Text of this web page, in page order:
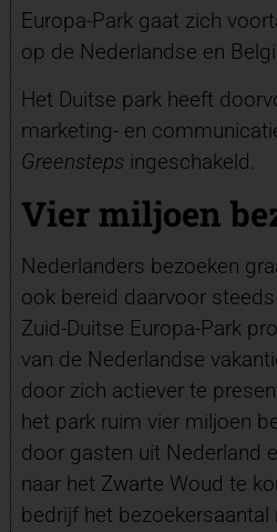
Europa-Park gaat zich
op de Nederlandse en
Het Duitse park heeft
marketing- en
Greenstepsingeschakeld.
Vier miljoen
Nederlanders bezoeken
ook bereid daarvoor
Zuid-Duitse Europa-Park
van de Nederlandse
door zich actiever te
het park ruim vier miljoen
door gasten uit Nederland
naar het Zwarte Woud te
bedrijf het bezoekersaantal